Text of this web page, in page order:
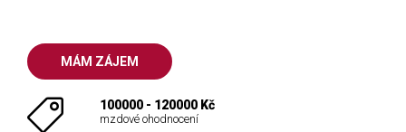
MÁM ZÁJEM
100000 - 120000 Kč
mzdové ohodnocení